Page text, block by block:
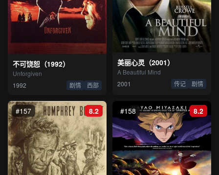
不可饶恕（1992）
Unforgiven
1992
剧情 西部
美丽心灵（2001）
A Beautiful Mind
2001
传记 剧情
8.2
#157 8.2
#158